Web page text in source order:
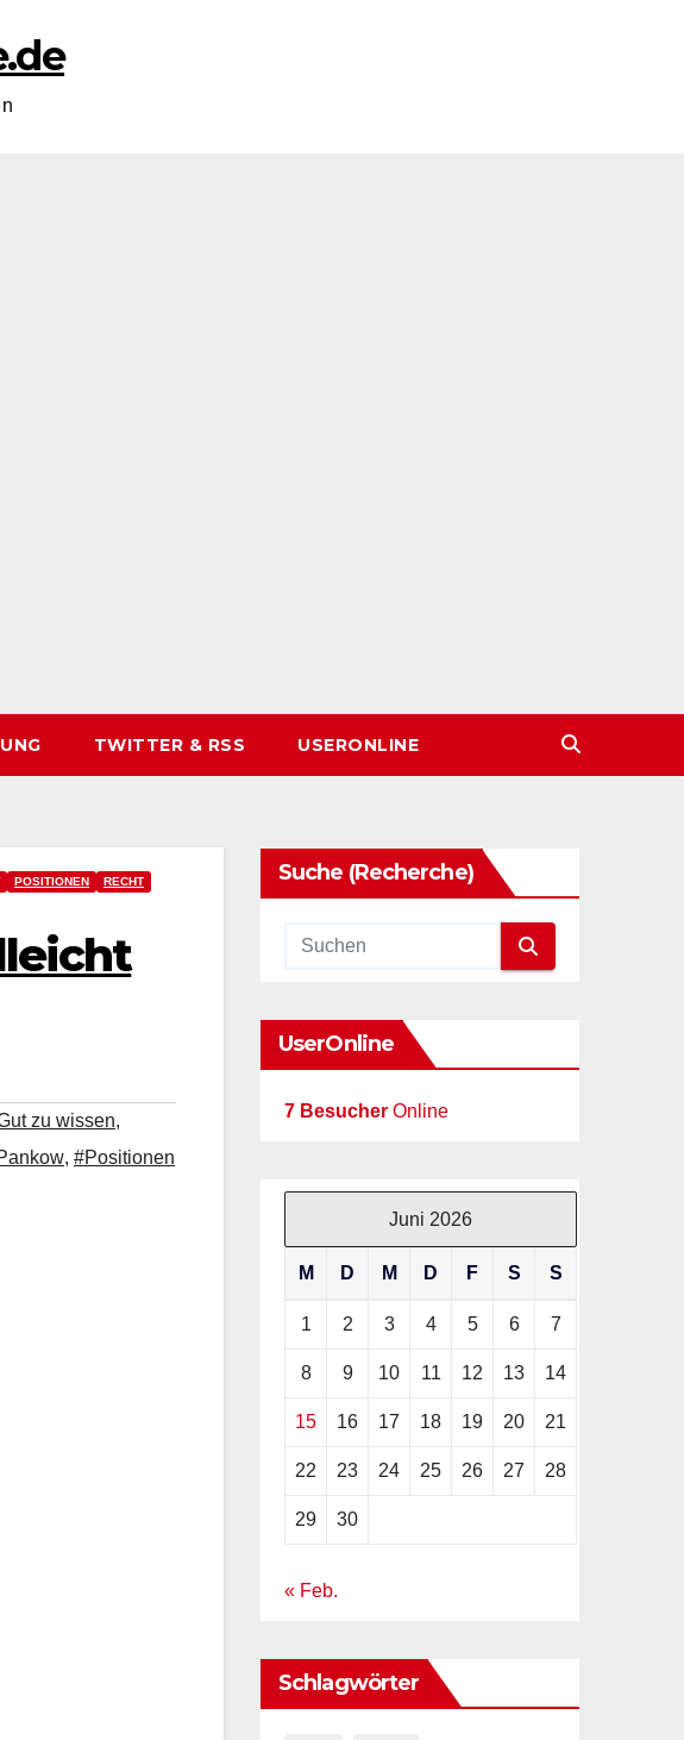
TWITTER & RSS USERONLINE
POSITIONEN
RECHT
zu wissen,
, #Positionen
Suche (Recherche)
UserOnline
7 Besucher Online
Juni 2026
M D M D F S S
1 2 3 4 5 6 7
8 9 10 11 12 13 14
15 16 17 18 19 20 21
22 23 24 25 26 27 28
29 30
« Feb.
Schlagwörter